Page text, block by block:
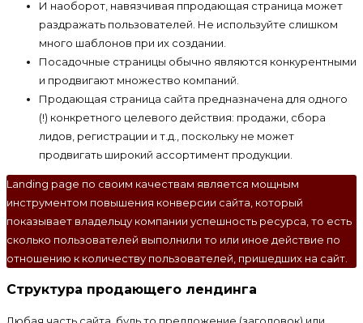
И наоборот, навязчивая ппродающая страница может
раздражать пользователей. Не используйте слишком
много шаблонов при их создании.
Посадочные страницы обычно являются конкурентными
и продвигают множество компаний.
Продающая страница сайта предназначена для одного
(!) конкретного целевого действия: продажи, сбора
лидов, регистрации и т.д., поскольку не может
продвигать широкий ассортимент продукции.
Landing page по своим качествам является мощным
инструментом повышения конверсии сайта, который
показывает владельцу компании успешность ресурса, то есть
сколько пользователей выполнили то или иное действие по
отношению к количеству пользователей, пришедших на сайт.
Структура продающего лендинга
Любая часть сайта, будь то предложение (заголовок) или